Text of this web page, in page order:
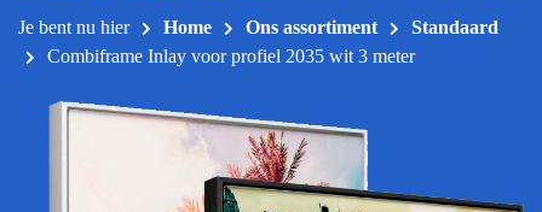
Je bent nu hier Home Ons assortiment
Standaard
Combiframe Inlay voor profiel 2035 wit 3 meter